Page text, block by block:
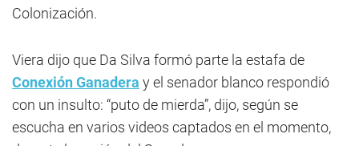
Colonización.
Viera dijo que Da Silva formó parte la estafa de
Conexión Ganadera y el senador blanco respondió
con un insulto: “puto de mierda”, dijo, según se
escucha en varios videos captados en el momento,